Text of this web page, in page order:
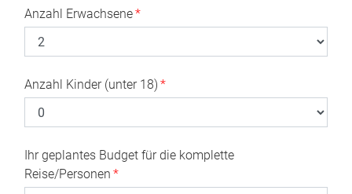
Anzahl Erwachsene*
Anzahl Kinder (unter 18) *
Ihr geplantes Budget für die komplette
Reise/Personen *